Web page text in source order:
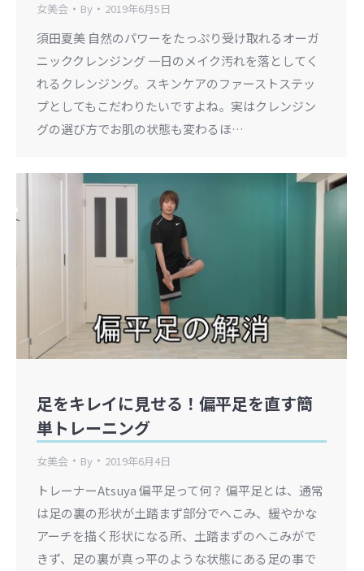
女美会 By 2019年6月5日
須田夏美 自然のパワーをたっぷり受け取れるオーガ
ニッククレンジング 一日のメイク汚れを落としてく
れるクレンジング。スキンケアのファーストステッ
プとしてもこだわりたいですよね。実はクレンジン
グの選び方でお肌の状態も変わるほ…
足をキレイに見せる！偏平足を直す簡
単トレーニング
女美会 By 2019年6月4日
トレーナーAtsuya 偏平足って何？ 偏平足とは、通常
は足の裏の形状が土踏まず部分でへこみ、緩やかな
アーチを描く形状になる所、土踏まずのへこみがで
きず、足の裏が真っ平のような状態にある足の事で